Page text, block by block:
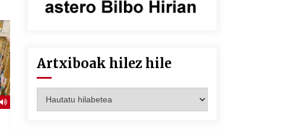
Artxiboak hilez hile
hilez